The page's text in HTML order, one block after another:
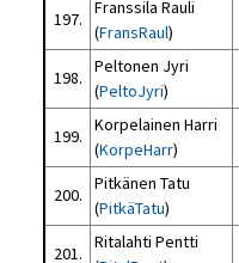
197.
Franssila Rauli
(FransRaul)
198.
Peltonen Jyri
(PeltoJyri)
199.
Korpelainen Harri
(KorpeHarr)
200.
Pitkänen Tatu
(PitkäTatu)
201.
Ritalahti Pentti